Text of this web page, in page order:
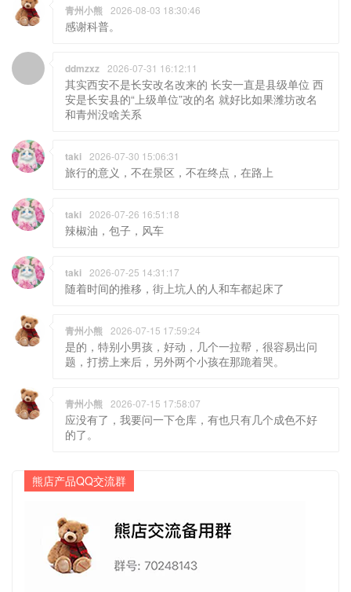
青州小熊 2026-08-03 18:30:46
感谢科普。
ddmzxz 2026-07-31 16:12:11
其实西安不是长安改名改来的 长安一直是县级单位 西
安是长安县的“上级单位”改的名 就好比如果潍坊改名
和青州没啥关系
taki 2026-07-30 15:06:31
旅行的意义，不在景区，不在终点，在路上
taki 2026-07-26 16:51:18
辣椒油，包子，风车
taki 2026-07-25 14:31:17
随着时间的推移，街上坑人的人和车都起床了
青州小熊 2026-07-15 17:59:24
是的，特别小男孩，好动，几个一拉帮，很容易出问
题，打捞上来后，另外两个小孩在那跪着哭。
青州小熊 2026-07-15 17:58:07
应没有了，我要问一下仓库，有也只有几个成色不好
的了。
熊店产品QQ交流群